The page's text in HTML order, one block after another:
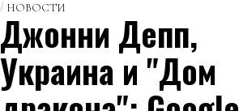
НОВОСТИ
Джонни Депп,
Украина и "Дом